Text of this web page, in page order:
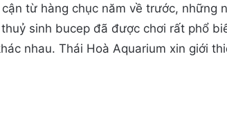
từ hàng chục năm về trước, những
sinh bucep đã được chơi rất phổ
nhau. Thái Hoà Aquarium xin giới